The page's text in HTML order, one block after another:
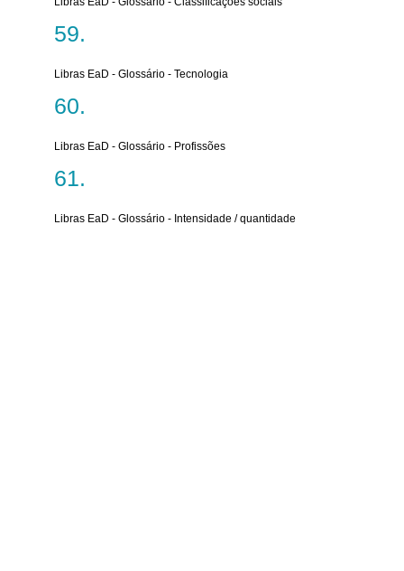
Libras EaD - Glossário - Tecnologia
Libras EaD - Glossário - Profissões
Libras EaD - Glossário - Intensidade / quantidade